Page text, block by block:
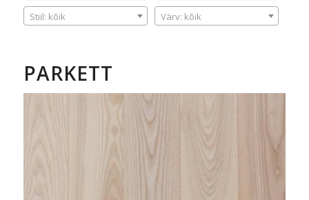
STIIL
Stiil: kõik VÄRV
Värv: kõik
PARKETT